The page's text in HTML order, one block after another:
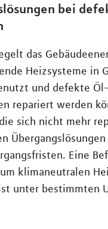
bei
das
Heizsysteme in
und defekte
repariert werden
sich nicht mehr
Übergangslösungen
Eine
klimaneutralen
unter bestimmten